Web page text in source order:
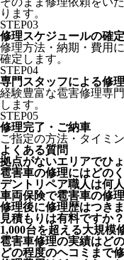
ります。
STEP03
修理スケジュールの確定
修理方法・納期・費用
確定します。
STEP04
専門スタッフによる修
経験豊富な雹害修理専
します。
STEP05
修理完了・ご納車
ご指定の方法・タイミ
よくある質問
拠点がないエリアでひ
雹害車の修理にはどの
デントリペア職人は何
車両保険で雹害車の修
修理後に修理歴はつき
見積もりは有料ですか？
1,000台を超える大規模
雹害車修理の実績はど
どの程度のヘコミまで